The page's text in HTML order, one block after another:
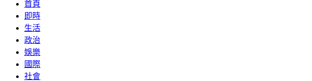
首頁
即時
生活
政治
娛樂
國際
社會